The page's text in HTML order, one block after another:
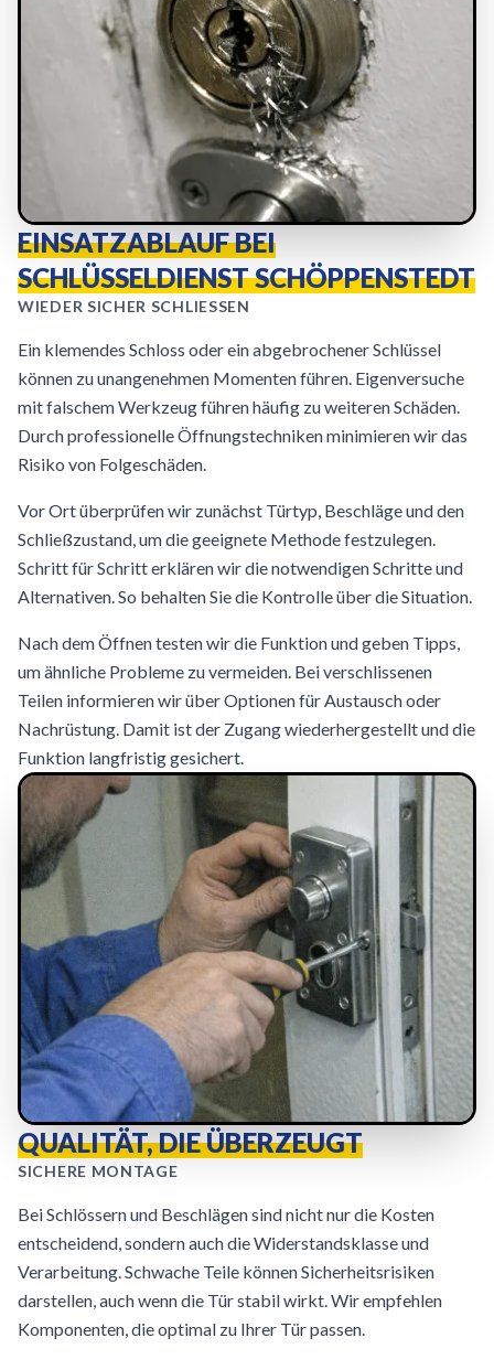
EINSATZABLAUF BEI
SCHLÜSSELDIENST SCHÖPPENSTEDT
WIEDER SICHER SCHLIESSEN
Ein klemendes Schloss oder ein abgebrochener Schlüssel
können zu unangenehmen Momenten führen. Eigenversuche
mit falschem Werkzeug führen häufig zu weiteren Schäden.
Durch professionelle Öffnungstechniken minimieren wir das
Risiko von Folgeschäden.
Vor Ort überprüfen wir zunächst Türtyp, Beschläge und den
Schließzustand, um die geeignete Methode festzulegen.
Schritt für Schritt erklären wir die notwendigen Schritte und
Alternativen. So behalten Sie die Kontrolle über die Situation.
Nach dem Öffnen testen wir die Funktion und geben Tipps,
um ähnliche Probleme zu vermeiden. Bei verschlissenen
Teilen informieren wir über Optionen für Austausch oder
Nachrüstung. Damit ist der Zugang wiederhergestellt und die
Funktion langfristig gesichert.
QUALITÄT, DIE ÜBERZEUGT
SICHERE MONTAGE
Bei Schlössern und Beschlägen sind nicht nur die Kosten
entscheidend, sondern auch die Widerstandsklasse und
Verarbeitung. Schwache Teile können Sicherheitsrisiken
darstellen, auch wenn die Tür stabil wirkt. Wir empfehlen
Komponenten, die optimal zu Ihrer Tür passen.